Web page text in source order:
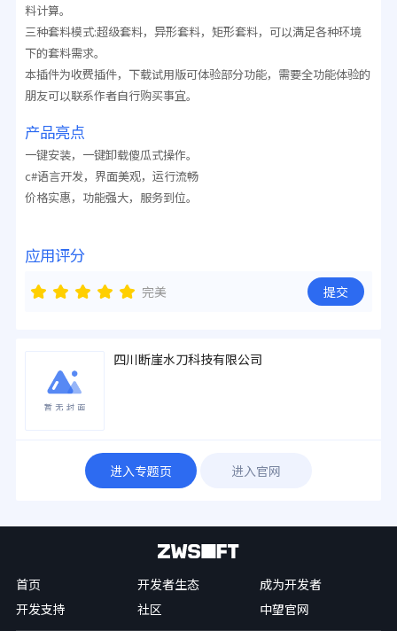
料计算。
三种套料模式:超级套料，异形套料，矩形套料，可以满足各种环境
下的套料需求。
本插件为收费插件，下载试用版可体验部分功能，需要全功能体验的
朋友可以联系作者自行购买事宜。
产品亮点
一键安装，一键卸载傻瓜式操作。
c#语言开发，界面美观，运行流畅
价格实惠，功能强大，服务到位。
应用评分
完美 提交
四川断崖水刀科技有限公司
进入专题页 进入官网
首页 开发者生态
成为开发者
开发支持
社区 中望官网